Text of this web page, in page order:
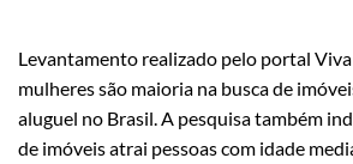
Levantamento realizado pelo portal Viva
mulheres são maioria na busca de
aluguel no Brasil. A pesquisa também
de imóveis atrai pessoas com idade